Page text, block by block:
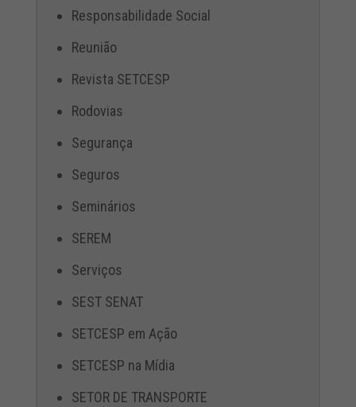
Responsabilidade Social
Reunião
Revista SETCESP
Rodovias
Segurança
Seguros
Seminários
SEREM
Serviços
SEST SENAT
SETCESP em Ação
SETCESP na Mídia
SETOR DE TRANSPORTE